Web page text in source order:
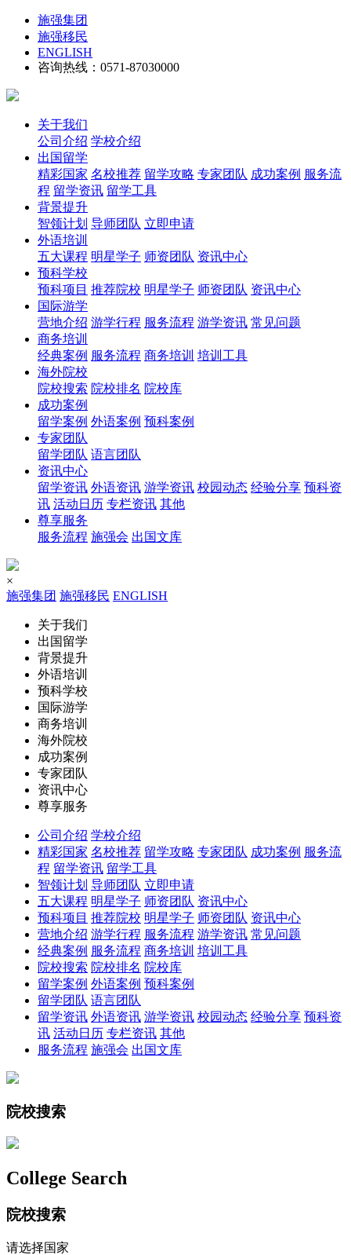
施强集团
施强移民
ENGLISH
咨询热线：0571-87030000
关于我们
公司介绍 学校介绍
出国留学
精彩国家 名校推荐 留学攻略 专家团队 成功案例 服务流
程 留学资讯 留学工具
背景提升
智领计划 导师团队 立即申请
外语培训
五大课程 明星学子 师资团队 资讯中心
预科学校
预科项目 推荐院校 明星学子 师资团队 资讯中心
国际游学
营地介绍 游学行程 服务流程 游学资讯 常见问题
商务培训
经典案例 服务流程 商务培训 培训工具
海外院校
院校搜索 院校排名 院校库
成功案例
留学案例 外语案例 预科案例
专家团队
留学团队 语言团队
资讯中心
留学资讯 外语资讯 游学资讯 校园动态 经验分享 预科资
讯 活动日历 专栏资讯 其他
尊享服务
服务流程 施强会 出国文库
×
施强集团 施强移民 ENGLISH
关于我们
出国留学
背景提升
外语培训
预科学校
国际游学
商务培训
海外院校
成功案例
专家团队
资讯中心
尊享服务
公司介绍 学校介绍
精彩国家 名校推荐 留学攻略 专家团队 成功案例 服务流
程 留学资讯 留学工具
智领计划 导师团队 立即申请
五大课程 明星学子 师资团队 资讯中心
预科项目 推荐院校 明星学子 师资团队 资讯中心
营地介绍 游学行程 服务流程 游学资讯 常见问题
经典案例 服务流程 商务培训 培训工具
院校搜索 院校排名 院校库
留学案例 外语案例 预科案例
留学团队 语言团队
留学资讯 外语资讯 游学资讯 校园动态 经验分享 预科资
讯 活动日历 专栏资讯 其他
服务流程 施强会 出国文库
院校搜索
College Search
院校搜索
请选择国家